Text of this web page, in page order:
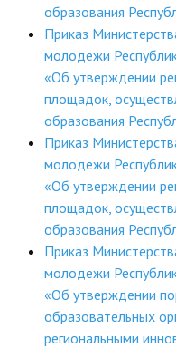
образования
Приказ
молодежи
«Об утверждении
площадок,
образования
Приказ
молодежи
«Об утверждении
площадок,
образования
Приказ
молодежи
«Об утверждении
образовательных
региональными